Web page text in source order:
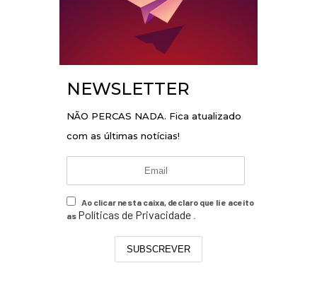
NEWSLETTER
NÃO PERCAS NADA. Fica atualizado
com as últimas notícias!
Ao clicar nesta caixa, declaro que li e aceito
as Políticas de Privacidade .
SUBSCREVER